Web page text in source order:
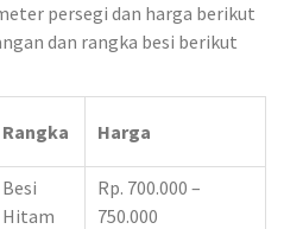
persegi dan harga berikut
dan rangka besi berikut
Rangka Harga
Besi
Hitam
Rp. 700.000 –
750.000